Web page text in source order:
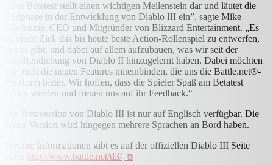
„Der Betatest stellt einen wichtigen Meilenstein dar und läutet die
Endphase in der Entwicklung von Diablo III ein”, sagte Mike
Morhaime, CEO und Mitgründer von Blizzard Entertainment. „Es
ist unser Ziel, das bis heute beste Action-Rollenspiel zu entwerfen,
das es gibt, und dabei auf allem aufzubauen, was wir seit der
Veröffentlichung von Diablo II hinzugelernt haben. Dabei möchten
wir auch die neuen Features miteinbinden, die uns die Battle.net®-
Plattform bietet. Wir hoffen, dass die Spieler Spaß am Betatest
haben werden und freuen uns auf ihr Feedback.“
Die Betaversion von Diablo III ist nur auf Englisch verfügbar. Die
finale Version wird hingegen mehrere Sprachen an Bord haben.
Weitere Informationen gibt es auf der offiziellen Diablo III Seite
http://www.battle.net/d3/